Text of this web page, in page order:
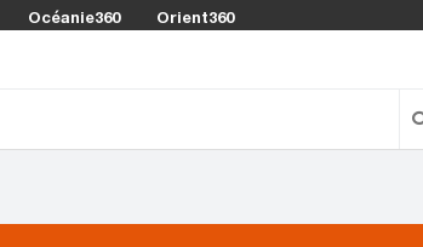
Océanie360 Orient360